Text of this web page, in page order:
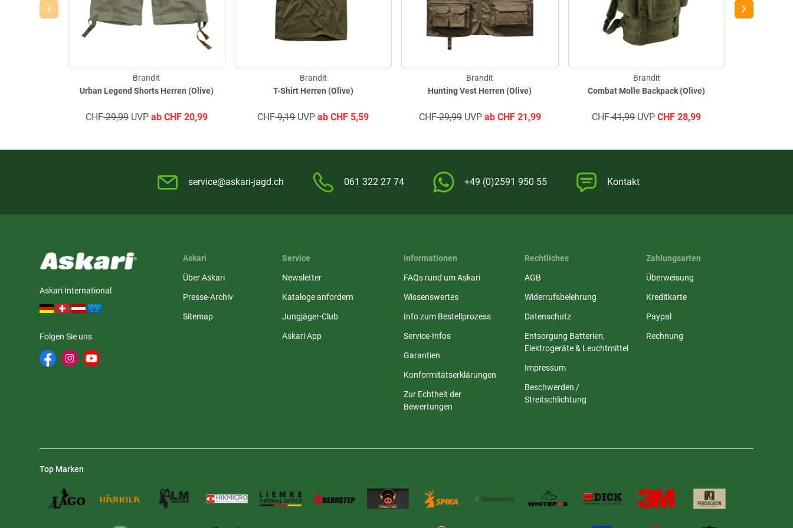
Urban Legend Shorts Herren (Olive)
Brandit
CHF29,99UVP ab CHF20,99
T-Shirt Herren (Olive)
Brandit
CHF9,19UVP ab CHF 5,59
Hunting Vest Herren (Olive)
Brandit
CHF29,99UVP ab CHF21,99
Combat Molle Backpack (Olive)
Brandit
CHF41,99UVP CHF 28,99
‹ ›
service@askari-jagd.ch 061 322 27 74 +49 (0)2591 950 55 Kontakt
Askari International
Folgen Sie uns
Askari
Über Askari
Presse-Archiv
Sitemap
Service
Newsletter
Kataloge anfordern
Jungjäger-Club
Askari App
Informationen
FAQs rund um Askari
Wissenswertes
Info zum Bestellprozess
Service-Infos
Garantien
Konformitätserklärungen
Zur Echtheit der
Bewertungen
Rechtliches
AGB
Widerrufsbelehrung
Datenschutz
Entsorgung Batterien,
Elektrogeräte & Leuchtmittel
Impressum
Beschwerden /
Streitschlichtung
Zahlungsarten
Überweisung
Kreditkarte
Paypal
Rechnung
Top Marken